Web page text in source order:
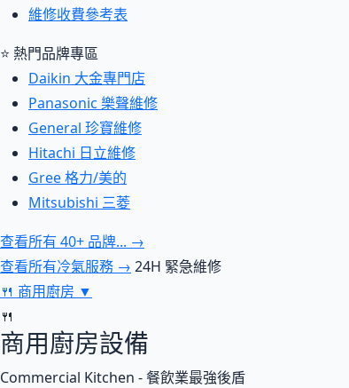
維修收費參考表
⭐ 熱門品牌專區
Daikin 大金專門店
Panasonic 樂聲維修
General 珍寶維修
Hitachi 日立維修
Gree 格力/美的
Mitsubishi 三菱
查看所有 40+ 品牌... →
查看所有冷氣服務 → 24H 緊急維修
🍴 商用廚房 ▼
🍴
商用廚房設備
Commercial Kitchen - 餐飲業最強後盾